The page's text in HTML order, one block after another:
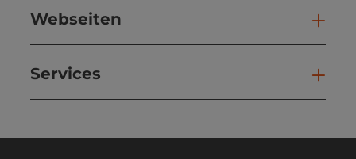
Webseiten
Services